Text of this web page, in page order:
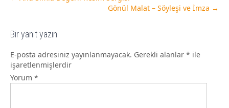
Gönül Malat – Söyleşi ve İmza →
Bir yanıt yazın
E-posta adresiniz yayınlanmayacak. Gerekli alanlar * ile
işaretlenmişlerdir
Yorum *